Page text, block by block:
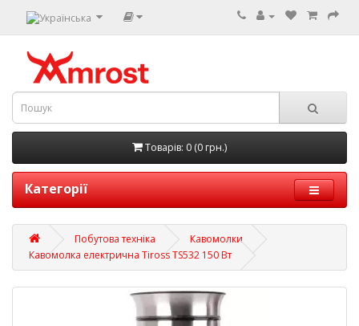
Товарів: 0 (0 грн.)
Категорії
Побутова техніка
Кавомолки
Кавомолка електрична Tiross TS532 150 Вт